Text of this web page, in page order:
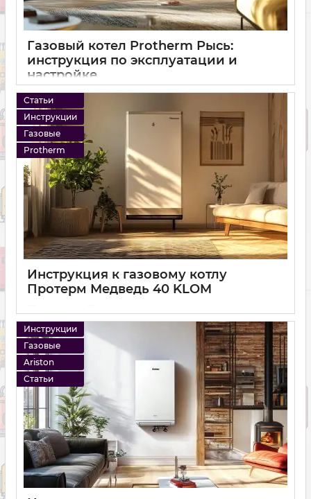
Газовый котел Protherm Рысь:
инструкция по эксплуатации и
настройке
14 12 2024 0
Статьи
Инструкции
Газовые
Protherm
Инструкция к газовому котлу
Протерм Медведь 40 KLOM
Инструкции
Газовые
Ariston
Статьи